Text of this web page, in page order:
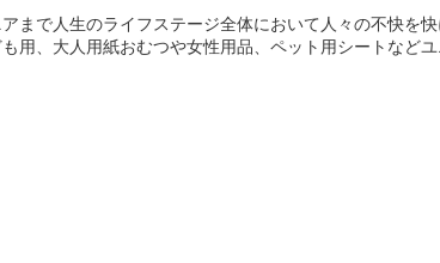
まで人生のライフステージ全体において人々の不快を快
用、大人用紙おむつや女性用品、ペット用シートなど